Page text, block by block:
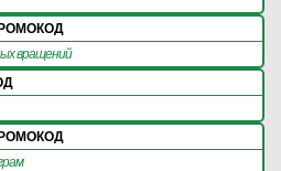
вращений